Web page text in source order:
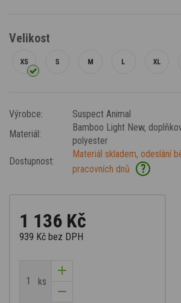
Velikost
Výrobce:
Suspect Animal
Materiál:
Bamboo Light New,
polyester
Dostupnost:
Materiál skladem, odeslání
pracovních dnů
?
1 136 Kč
939 Kč bez DPH
ks